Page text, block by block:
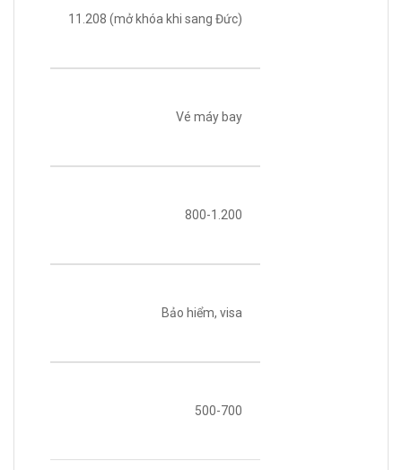
11.208 (mở khóa khi sang Đức)
Vé máy bay
800-1.200
Bảo hiểm, visa
500-700